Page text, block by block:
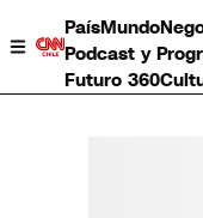
PaísMundo
Podcast y
Futuro 360